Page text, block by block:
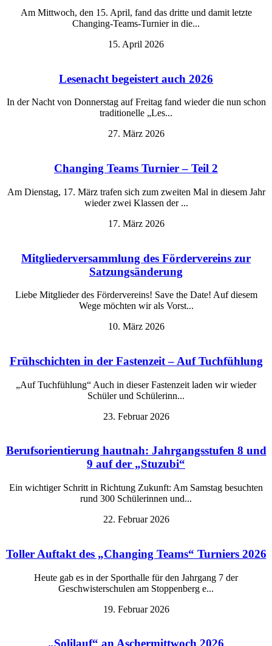
Am Mittwoch, den 15. April, fand das dritte und damit letzte
Changing-Teams-Turnier in die...
15. April 2026
Lesenacht begeistert auch 2026
In der Nacht von Donnerstag auf Freitag fand wieder die nun schon
traditionelle „Les...
27. März 2026
Changing Teams Turnier – Teil 2
Am Dienstag, 17. März trafen sich zum zweiten Mal in diesem Jahr
wieder zwei Klassen der ...
17. März 2026
Mitgliederversammlung des Fördervereins zur
Satzungsänderung
Liebe Mitglieder des Fördervereins! Save the Date! Auf diesem
Wege möchten wir als Vorst...
10. März 2026
Frühschichten in der Fastenzeit – Auf Tuchfühlung
„Auf Tuchfühlung“ Auch in dieser Fastenzeit laden wir wieder
Schüler und Schülerinn...
23. Februar 2026
Berufsorientierung hautnah: Jahrgangsstufen 8 und
9 auf der „Stuzubi“
Ein wichtiger Schritt in Richtung Zukunft: Am Samstag besuchten
rund 300 Schülerinnen und...
22. Februar 2026
Toller Auftakt des „Changing Teams“ Turniers 2026
Heute gab es in der Sporthalle für den Jahrgang 7 der
Geschwisterschulen am Stoppenberg e...
19. Februar 2026